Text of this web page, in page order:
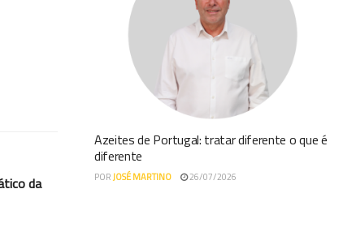
da
Azeites de Portugal: tratar diferente o que é
diferente
PORJOSÉ MARTINO 26/07/2026